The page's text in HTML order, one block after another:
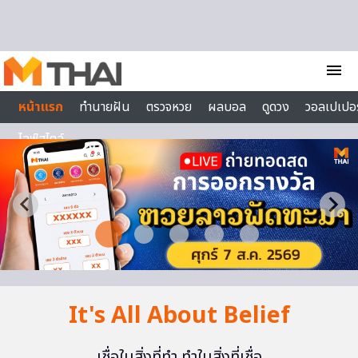
menu
หน้าแรก
ทำนายฝัน ตรวจหวย ผลบอล ดูดวง
วอลเปเป
ไลฟ์สไตล์
It's All About Belief